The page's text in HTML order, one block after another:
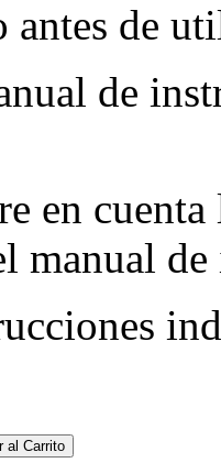
antes de
de
en
manual
al Carrito